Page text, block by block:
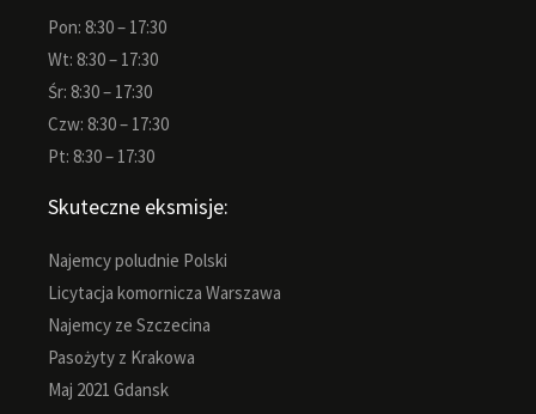
Pon: 8:30 – 17:30
Wt: 8:30 – 17:30
Śr: 8:30 – 17:30
Czw: 8:30 – 17:30
Pt: 8:30 – 17:30
Skuteczne eksmisje:
Najemcy poludnie Polski
Licytacja komornicza Warszawa
Najemcy ze Szczecina
Pasożyty z Krakowa
Maj 2021 Gdansk